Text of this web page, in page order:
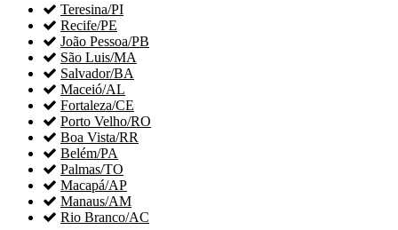
 Teresina/PI
 Recife/PE
 João Pessoa/PB
 São Luis/MA
 Salvador/BA
 Maceió/AL
 Fortaleza/CE
 Porto Velho/RO
 Boa Vista/RR
 Belém/PA
 Palmas/TO
 Macapá/AP
 Manaus/AM
 Rio Branco/AC